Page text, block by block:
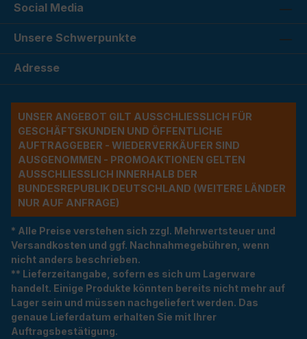
Social Media
Unsere Schwerpunkte
Adresse
UNSER ANGEBOT GILT AUSSCHLIESSLICH FÜR G
ESCHÄFTSKUNDEN UND ÖFFENTLICHE A
UFTRAGGEBER - WIEDERVERKÄUFER SIND A
USGENOMMEN - PROMOAKTIONEN GELTEN A
USSCHLIESSLICH INNERHALB DER BU
NDESREPUBLIK DEUTSCHLAND (WEITERE LÄNDER NU
R AUF ANFRAGE)
* Alle Preise verstehen sich zzgl. Mehrwertsteuer und
Versandkosten und ggf. Nachnahmegebühren, wenn
nicht anders beschrieben.
** Lieferzeitangabe, sofern es sich um Lagerware
handelt. Einige Produkte könnten bereits nicht mehr auf
Lager sein und müssen nachgeliefert werden. Das
genaue Lieferdatum erhalten Sie mit Ihrer
Auftragsbestätigung.